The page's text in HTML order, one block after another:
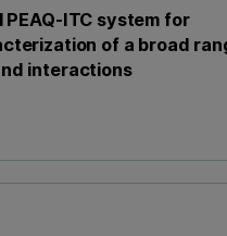
ITC system for
of a broad
interactions